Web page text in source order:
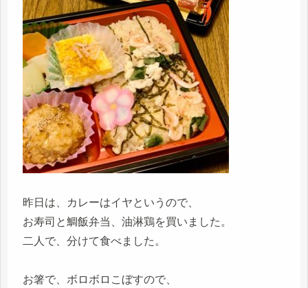
昨日は、カレーはイヤというので、
お寿司と鯛飯弁当、油淋鶏を買いました。
二人で、分けて食べました。
お箸で、ボロボロこぼすので、